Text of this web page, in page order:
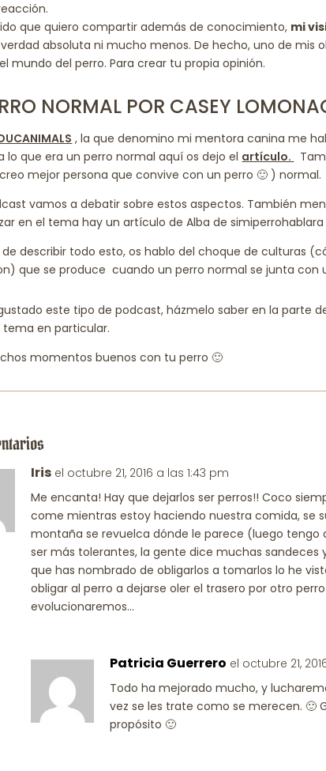
que quiero compartir además de conocimiento, mi
absoluta ni mucho menos. De hecho, uno de mis
mundo del perro. Para crear tu propia opinión.
NORMAL POR CASEY
, la que denomino mi mentora canina me
lo que era un perro normal aquí os dejo el artículo.
mejor persona que convive con un perro 🙂 ) normal.
vamos a debatir sobre estos aspectos. También
en el tema hay un artículo de Alba de
de describir todo esto, os hablo del choque de culturas
que se produce cuando un perro normal se junta con
este tipo de podcast, házmelo saber en la parte
tema en particular.
momentos buenos con tu perro 🙂
Iris el octubre 21, 2016 a las 1:43 pm
Me encanta! Hay que dejarlos ser perros!! Coco
come mientras estoy haciendo nuestra comida, se
montaña se revuelca dónde le parece (luego tengo
ser más tolerantes, la gente dice muchas sandeces
que has nombrado de obligarlos a tomarlos lo he
obligar al perro a dejarse oler el trasero por otro
evolucionaremos…
Patricia Guerrero el octubre 21,
Todo ha mejorado mucho, y
vez se les trate como se merecen. 🙂
propósito 🙂